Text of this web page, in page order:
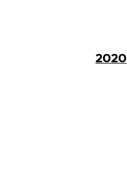
2020